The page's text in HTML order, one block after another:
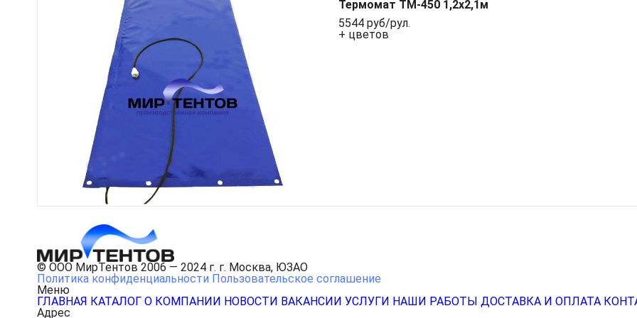
Термомат ТМ-450 1,2x2,1м
5544 руб/рул.
+ цветов
© ООО МирТентов 2006 — 2024 г. г. Москва, ЮЗАО
Политика конфиденциальности Пользовательское соглашение
Меню
ГЛАВНАЯ КАТАЛОГ О КОМПАНИИ НОВОСТИ ВАКАНСИИ УСЛУГИ НАШИ РАБОТЫ ДОСТАВКА И ОПЛАТА
Адрес